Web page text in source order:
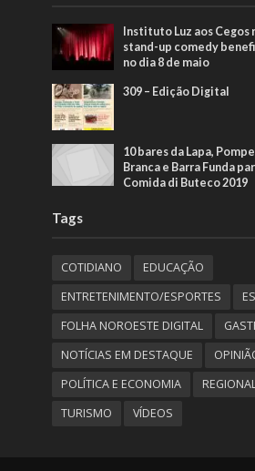
Instituto Luz aos Cegos
stand-up comedy
no dia 8 de maio
309 – Edição Digital
10 bares da Lapa,
Branca e Barra Funda
Comida di Buteco 2019
Tags
COTIDIANO
EDUCAÇÃO
ENTRETENIMENTO/ESPORTES
FOLHA NOROESTE DIGITAL
NOTÍCIAS EM DESTAQUE
POLÍTICA E ECONOMIA
TURISMO
VÍDEOS